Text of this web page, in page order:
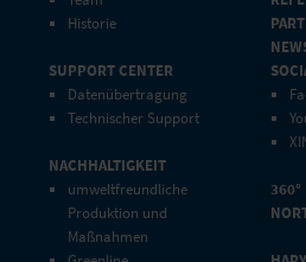
Historie
SUPPORT CENTER
Datenübertragung
Technischer Support
NACHHALTIGKEIT
umweltfreundliche
Produktion und
Maßnahmen
360°